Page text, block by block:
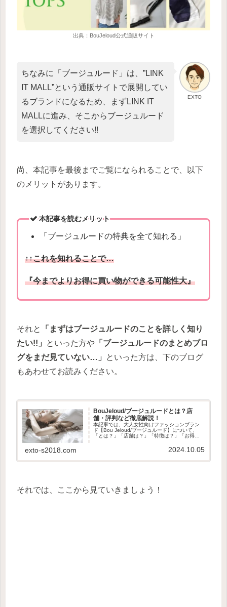
出典：BouJeloud公式通販サイト
EXTO
ちなみに「ブージュルード」は、”LINK
IT MALL”という通販サイトで展開してい
るブランドになるため、まずLINK IT
MALLに進み、そこからブージュルード
を選択してください!!
尚、本記事を最後までご覧になられることで、以下
のメリットがあります。
本記事を読むメリット
「ブージュルードの特典を全て知れる」
↑↑これを知れることで…
『今までよりお得に買い物ができる可能性大』
それと
「まずはブージュルードのことを詳しく知り
たい!!」
といった方や 「ブージュルードのまとめブロ
グをまだ見ていない…」
といった方は、下のブログ
もあわせてお読みください。
BouJeloud/ブージュルードとは？店
舗・評判など徹底解説！
本記事では、大人女性向けファッションブラン
ド【Bou Jeloud/ブージュルード】について、
「とは？」「店舗は？」「特徴は？」「お得に
exto-s2018.com 2024.10.05
それでは、ここから見ていきましょう！